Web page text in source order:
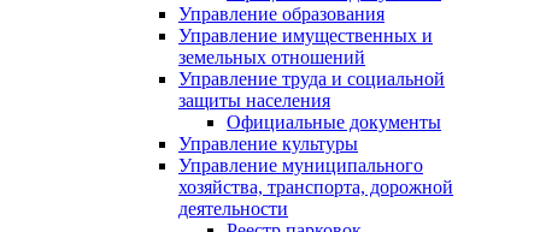
Управление образования
Управление имущественных и
земельных отношений
Управление труда и социальной
защиты населения
Официальные документы
Управление культуры
Управление муниципального
хозяйства, транспорта, дорожной
деятельности